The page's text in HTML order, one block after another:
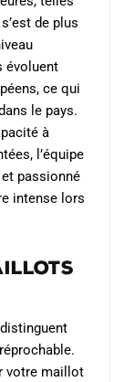
de plus
évoluent
ce qui
le pays.
à
l’équipe
passionné
intense lors
votre maillot